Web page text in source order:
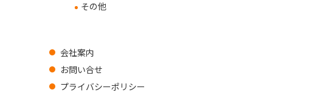
その他
会社案内
お問い合せ
プライバシーポリシー